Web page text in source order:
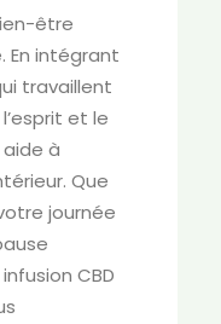
être
En intégrant
travaillent
et le
à
Que
journée
CBD